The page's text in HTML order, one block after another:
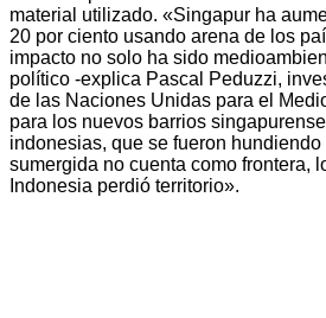
material utilizado. «Singapur ha
20 por ciento usando arena de los
impacto no solo ha sido
político -explica Pascal Peduzzi,
de las Naciones Unidas para el
para los nuevos barrios
indonesias, que se fueron
sumergida no cuenta como frontera,
Indonesia perdió territorio».